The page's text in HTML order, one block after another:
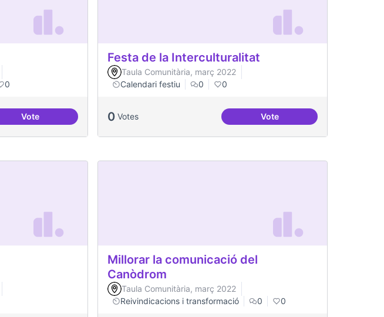
0
VoteMés voluntariat
Festa de la Interculturalitat
Taula Comunitària, març 2022
Calendari festiu
0 0
0 Votes VoteFesta de la Interculturalitat
Millorar la comunicació del
Canòdrom
Taula Comunitària, març 2022
Reivindicacions i transformació
0 0